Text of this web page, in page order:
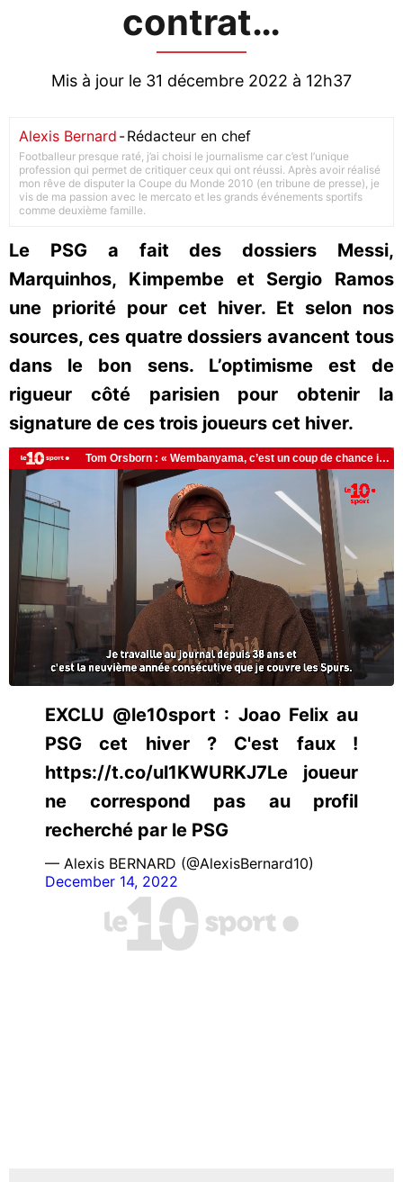
contrat…
Mis à jour le 31 décembre 2022 à 12h37
Alexis Bernard -Rédacteur en chef
Footballeur presque raté, j’ai choisi le journalisme car c’est l’unique
profession qui permet de critiquer ceux qui ont réussi. Après avoir réalisé
mon rêve de disputer la Coupe du Monde 2010 (en tribune de presse), je
vis de ma passion avec le mercato et les grands événements sportifs
comme deuxième famille.
Le PSG a fait des dossiers Messi,
Marquinhos, Kimpembe et Sergio Ramos
une priorité pour cet hiver. Et selon nos
sources, ces quatre dossiers avancent tous
dans le bon sens. L’optimisme est de
rigueur côté parisien pour obtenir la
signature de ces trois joueurs cet hiver.
EXCLU @le10sport : Joao Felix au
PSG cet hiver ? C'est faux !
https://t.co/ul1KWURKJ7Le joueur
ne correspond pas au profil
recherché par le PSG
— Alexis BERNARD (@AlexisBernard10)
December 14, 2022